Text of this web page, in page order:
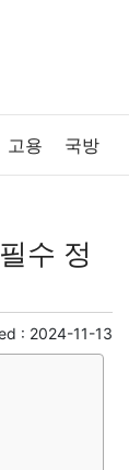
고용 국방
암호화폐
미용
수 정
: 2024-11-13